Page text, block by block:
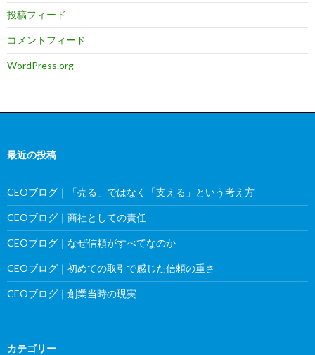
投稿フィード
コメントフィード
WordPress.org
最近の投稿
CEOブログ｜「売る」ではなく「支える」という考え方
CEOブログ｜商社としての責任
CEOブログ｜なぜ信頼がすべてなのか
CEOブログ｜初めての取引で感じた信頼の重さ
CEOブログ｜創業当時の現実
カテゴリー